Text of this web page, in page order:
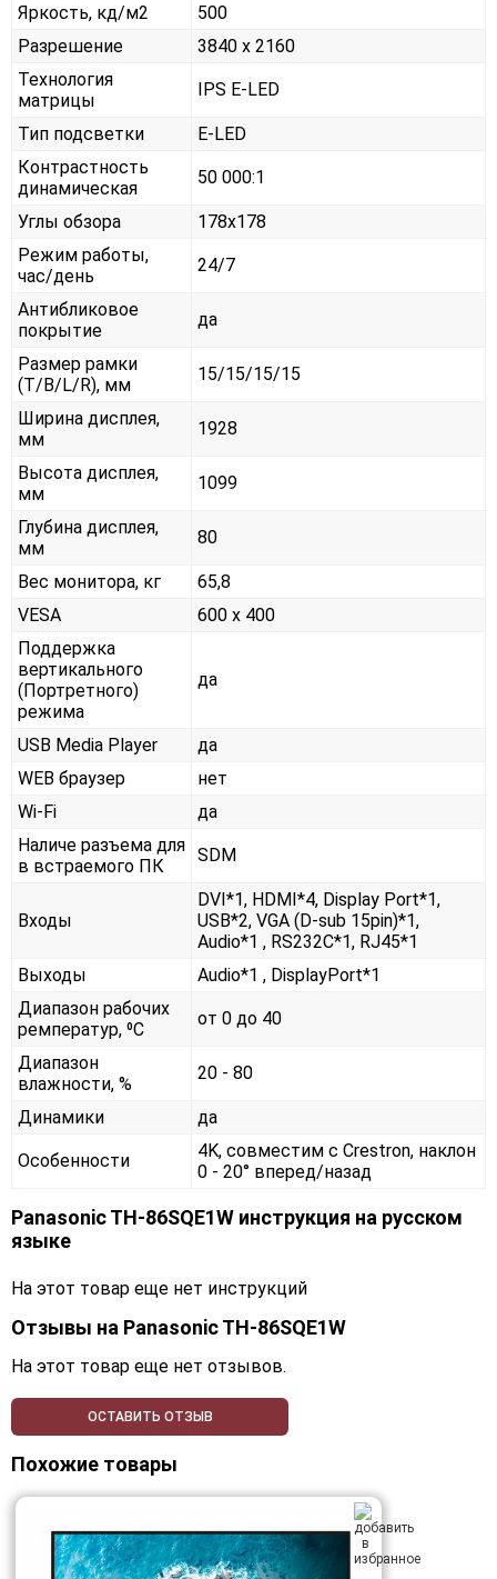
Яркость, кд/м2
500
Разрешение
3840 x 2160
Технология
матрицы
IPS E-LED
Тип подсветки
E-LED
Контрастность
динамическая
50 000:1
Углы обзора
178x178
Режим работы,
час/день
24/7
Антибликовое
покрытие
да
Размер рамки
(T/B/L/R), мм
15/15/15/15
Ширина дисплея,
мм
1928
Высота дисплея,
мм
1099
Глубина дисплея,
мм
80
Вес монитора, кг
65,8
VESA
600 x 400
Поддержка
вертикального
(Портретного)
режима
да
USB Media Player
да
WEB браузер
нет
Wi-Fi
да
Наличе разъема для
в встраемого ПК
SDM
Входы
DVI*1, HDMI*4, Display Port*1,
USB*2, VGA (D-sub 15pin)*1,
Audio*1 , RS232С*1, RJ45*1
Выходы
Audio*1 , DisplayPort*1
Диапазон рабочих
ремператур, ⁰С
от 0 до 40
Диапазон
влажности, %
20 - 80
Динамики да
Особенности
4K, совместим с Crestron, наклон
0 - 20° вперед/назад
Panasonic TH-86SQE1W инструкция на русском
языке
На этот товар еще нет инструкций
Отзывы на Panasonic TH-86SQE1W
На этот товар еще нет отзывов.
ОСТАВИТЬ ОТЗЫВ
Похожие товары